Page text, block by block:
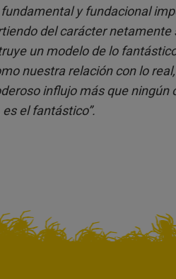
y fundacional
del carácter
un modelo de lo
nuestra relación con lo
influjo más que
el fantástico”.